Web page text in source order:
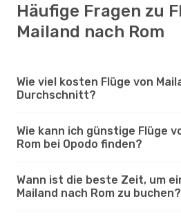
Häufige Fragen zu
Mailand nach Rom
Wie viel kosten Flüge von
Durchschnitt?
Wie kann ich günstige Flüge
Rom bei Opodo finden?
Wann ist die beste Zeit, um
Mailand nach Rom zu buchen?